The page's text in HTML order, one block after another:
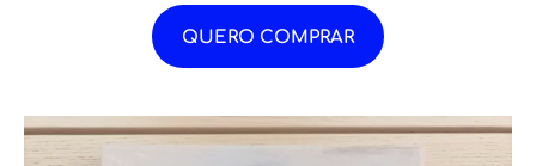
QUERO COMPRAR